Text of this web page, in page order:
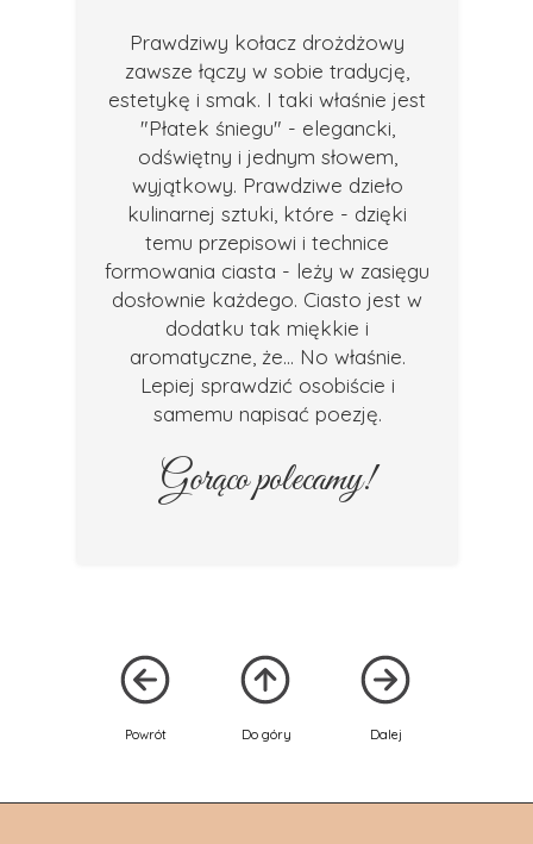
Do góry Dalej
Powrót
Prawdziwy kołacz drożdżowy
zawsze łączy w sobie tradycję,
estetykę i smak. I taki właśnie jest
"Płatek śniegu" - elegancki,
odświętny i jednym słowem,
wyjątkowy. Prawdziwe dzieło
kulinarnej sztuki, które - dzięki
temu przepisowi i technice
formowania ciasta - leży w zasięgu
dosłownie każdego. Ciasto jest w
dodatku tak miękkie i
aromatyczne, że... No właśnie.
Lepiej sprawdzić osobiście i
samemu napisać poezję.
Gorąco polecamy!